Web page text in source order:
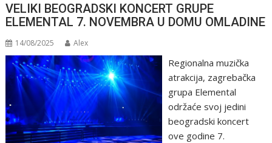
VELIKI BEOGRADSKI KONCERT GRUPE
ELEMENTAL 7. NOVEMBRA U DOMU OMLADINE
14/08/2025 Alex
Regionalna muzička
atrakcija, zagrebačka
grupa Elemental
održaće svoj jedini
beogradski koncert
ove godine 7.